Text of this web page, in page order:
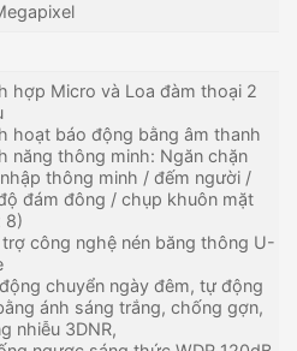
hợp Micro và Loa đàm thoại 2
hoạt báo động bằng âm thanh
năng thông minh: Ngăn chặn
thông minh / đếm người /
đám đông / chụp khuôn mặt
8)
trợ công nghệ nén băng thông U-
chuyển ngày đêm, tự động
ánh sáng trắng, chống gợn,
nhiễu 3DNR,